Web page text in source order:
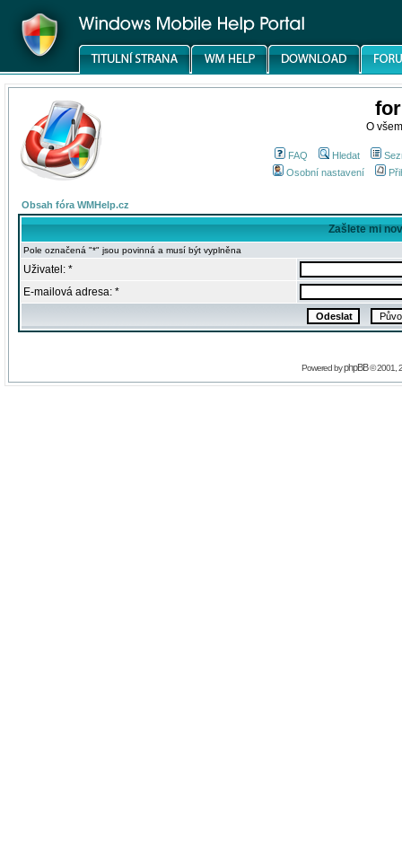
O
FAQ Hledat
Osobní nastavení
Obsah fóra WMHelp.cz
Zašlete mi
Pole označená "*" jsou povinná a musí být vyplněna
Uživatel: *
E-mailová adresa: *
Powered byphpBB© 2001,